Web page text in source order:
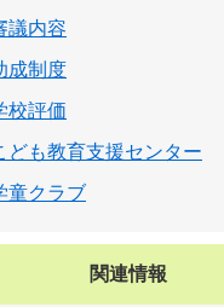
議内容
成制度
校評価
ども教育支援センター
童クラブ
関連情報